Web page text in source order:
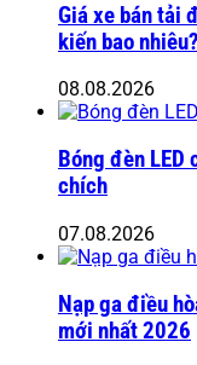
Giá xe bán tải
kiến bao nhiêu?
08.08.2026
Bóng đèn
chích
07.08.2026
Nạp ga điều
mới nhất 2026